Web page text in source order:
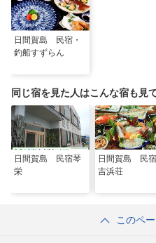
日間賀島 民宿・
釣船すずらん
同じ宿を見た人はこんな宿も見
日間賀島 民宿琴
栄
日間賀島 民
吉浜荘
このペ